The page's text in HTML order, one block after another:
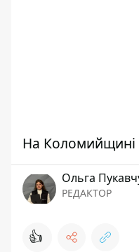
На Коломийщині
Ольга
РЕДАКТОР
👍